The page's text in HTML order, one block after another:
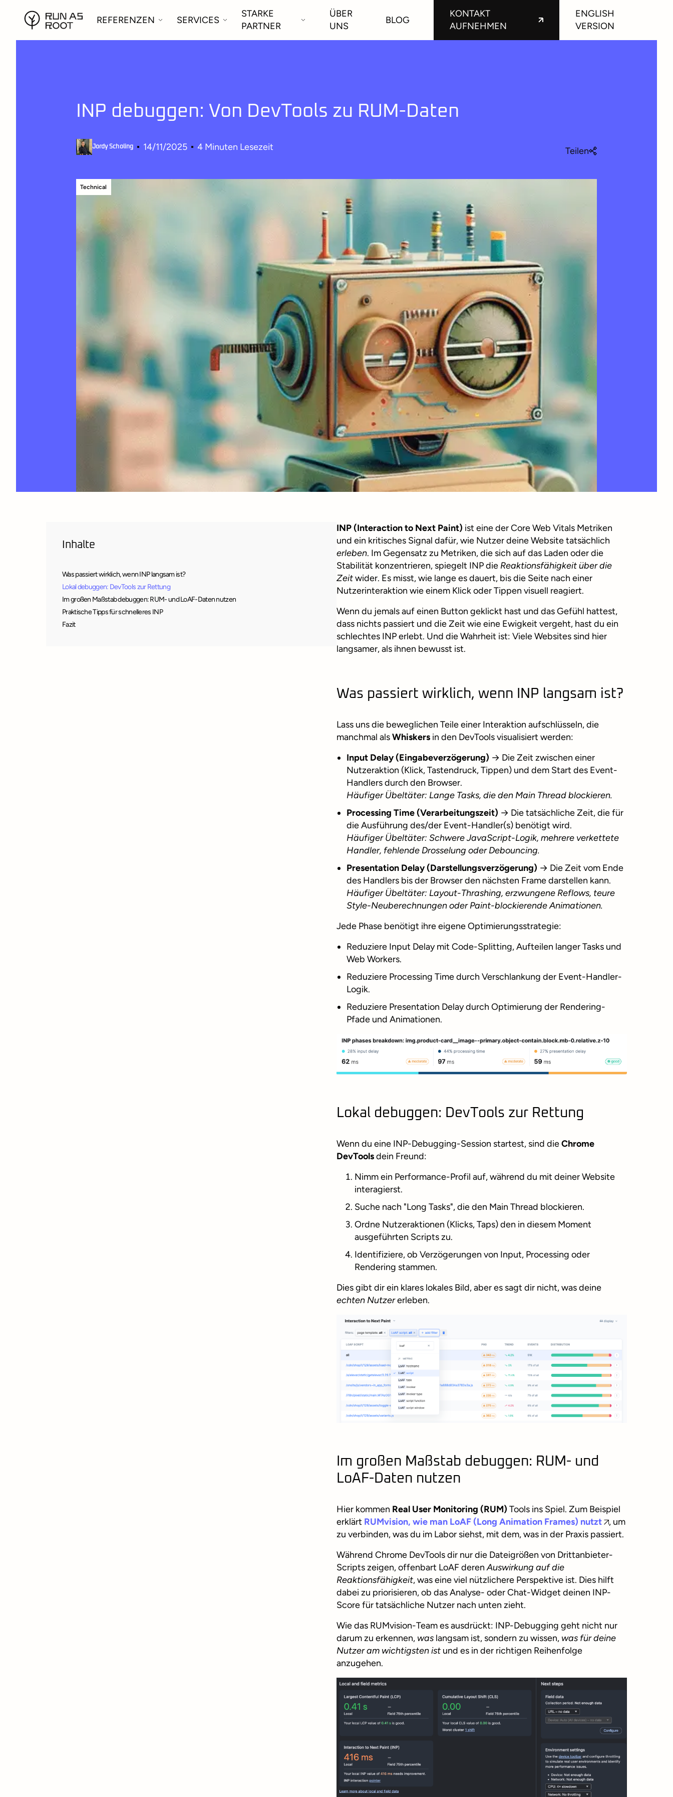
REFERENZEN SERVICES
STARKE
PARTNER
ÜBER
UNS
BLOG
KONTAKT
AUFNEHMEN
ENGLISH
VERSION
INP debuggen: Von DevTools zu RUM-Daten
Jordy Scholing 14/11/2025 4Minuten Lesezeit Teilen
Technical
Inhalte
Was passiert wirklich, wenn INP langsam ist?
Lokal debuggen: DevTools zur Rettung
Im großen Maßstab debuggen: RUM- und LoAF-Daten nutzen
Praktische Tipps für schnelleres INP
Fazit
INP (Interaction to Next Paint) ist eine der Core Web Vitals Metriken
und ein kritisches Signal dafür, wie Nutzer deine Website tatsächlich
erleben. Im Gegensatz zu Metriken, die sich auf das Laden oder die
Stabilität konzentrieren, spiegelt INP die Reaktionsfähigkeit über die
Zeitwider. Es misst, wie lange es dauert, bis die Seite nach einer
Nutzerinteraktion wie einem Klick oder Tippen visuell reagiert.
Wenn du jemals auf einen Button geklickt hast und das Gefühl hattest,
dass nichts passiert und die Zeit wie eine Ewigkeit vergeht, hast du ein
schlechtes INP erlebt. Und die Wahrheit ist: Viele Websites sind hier
langsamer, als ihnen bewusst ist.
Was passiert wirklich, wenn INP langsam ist?
Lass uns die beweglichen Teile einer Interaktion aufschlüsseln, die
manchmal alsWhiskers in den DevTools visualisiert werden:
Input Delay (Eingabeverzögerung) → Die Zeit zwischen einer
Nutzeraktion (Klick, Tastendruck, Tippen) und dem Start des Event-
Handlers durch den Browser.
Häufiger Übeltäter: Lange Tasks, die den Main Thread blockieren.
Processing Time (Verarbeitungszeit) → Die tatsächliche Zeit, die für
die Ausführung des/der Event-Handler(s) benötigt wird.
Häufiger Übeltäter: Schwere JavaScript-Logik, mehrere verkettete
Handler, fehlende Drosselung oder Debouncing.
Presentation Delay (Darstellungsverzögerung) → Die Zeit vom Ende
des Handlers bis der Browser den nächsten Frame darstellen kann.
Häufiger Übeltäter: Layout-Thrashing, erzwungene Reflows, teure
Style-Neuberechnungen oder Paint-blockierende Animationen.
Jede Phase benötigt ihre eigene Optimierungsstrategie:
Reduziere Input Delay mit Code-Splitting, Aufteilen langer Tasks und
Web Workers.
Reduziere Processing Time durch Verschlankung der Event-Handler-
Logik.
Reduziere Presentation Delay durch Optimierung der Rendering-
Pfade und Animationen.
Lokal debuggen: DevTools zur Rettung
Wenn du eine INP-Debugging-Session startest, sind dieChrome
DevToolsdein Freund:
Nimm ein Performance-Profil auf, während du mit deiner Website
interagierst.
Suche nach "Long Tasks", die den Main Thread blockieren.
Ordne Nutzeraktionen (Klicks, Taps) den in diesem Moment
ausgeführten Scripts zu.
Identifiziere, ob Verzögerungen von Input, Processing oder
Rendering stammen.
Dies gibt dir ein klares lokales Bild, aber es sagt dir nicht, was deine
echten Nutzererleben.
Im großen Maßstab debuggen: RUM- und
LoAF-Daten nutzen
Hier kommen Real User Monitoring (RUM) Tools ins Spiel. Zum Beispiel
erklärt RUMvision, wie man LoAF (Long Animation Frames) nutzt
, um
zu verbinden, was du im Labor siehst, mit dem, was in der Praxis passiert.
Während Chrome DevTools dir nur die Dateigrößen von Drittanbieter-
Scripts zeigen, offenbart LoAF derenAuswirkung auf die
Reaktionsfähigkeit, was eine viel nützlichere Perspektive ist. Dies hilft
dabei zu priorisieren, ob das Analyse- oder Chat-Widget deinen INP-
Score für tatsächliche Nutzer nach unten zieht.
Wie das RUMvision-Team es ausdrückt: INP-Debugging geht nicht nur
darum zu erkennen, was langsam ist, sondern zu wissen, was für deine
Nutzer am wichtigsten ist und es in der richtigen Reihenfolge
anzugehen.